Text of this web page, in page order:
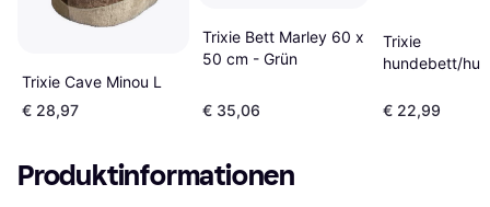
Trixie Cave Minou L
€ 28,97
Trixie Bett Marley 60 x
50 cm - Grün
€ 35,06
Trixie
hundebett/
grau
€ 22,99
Produktinformationen